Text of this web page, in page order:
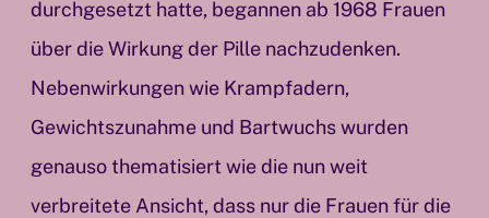
durchgesetzt hatte, begannen ab 1968 Frauen
über die Wirkung der Pille nachzudenken.
Nebenwirkungen wie Krampfadern,
Gewichtszunahme und Bartwuchs wurden
genauso thematisiert wie die nun weit
verbreitete Ansicht, dass nur die Frauen für die